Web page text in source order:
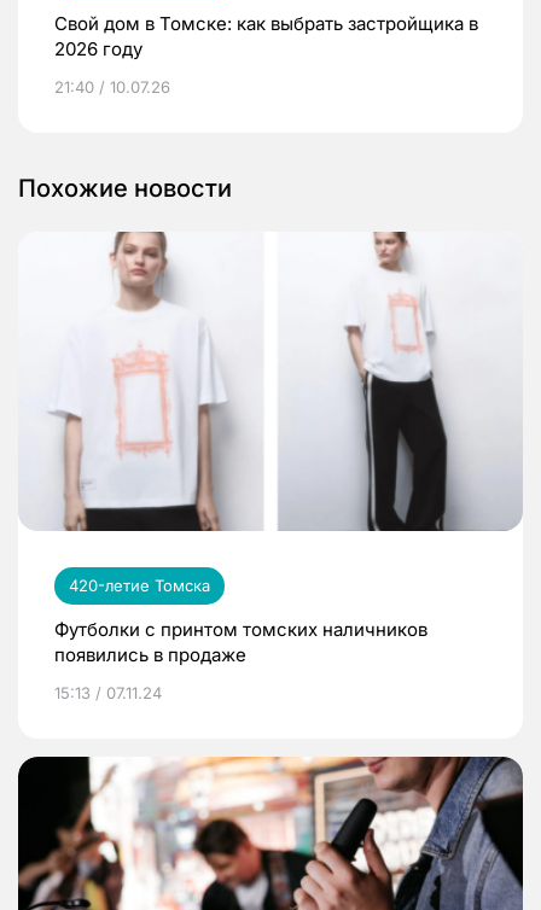
Свой дом в Томске: как выбрать застройщика в
2026 году
21:40 / 10.07.26
Похожие новости
420-летие Томска
Футболки с принтом томских наличников
появились в продаже
15:13 / 07.11.24